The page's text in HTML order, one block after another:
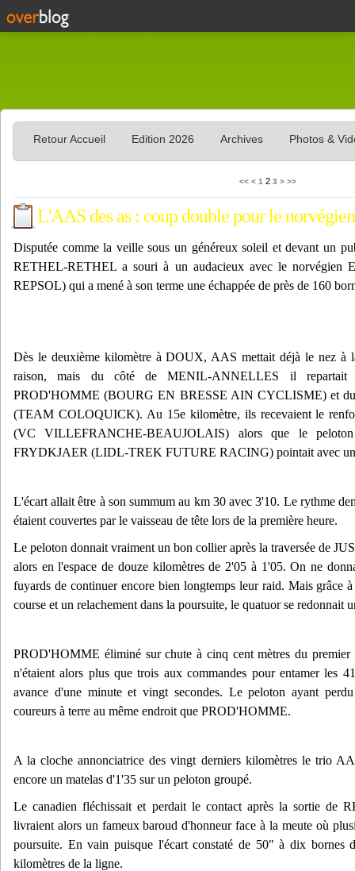
Retour Accueil Edition 2026 Archives Photos &
<< < 1 2 3 > >>
L'AAS des as : coup double pour le norvégien
Disputée comme la veille sous un généreux soleil et devant un
RETHEL-RETHEL a souri à un audacieux avec le
REPSOL) qui a mené à son terme une échappée de près de 160
Dès le deuxième kilomètre à DOUX, AAS mettait déjà le nez à
raison, mais du côté de MENIL-ANNELLES il
PROD'HOMME (BOURG EN BRESSE AIN CYCLISME) et
(TEAM COLOQUICK). Au 15e kilomètre, ils recevaient le
(VC VILLEFRANCHE-BEAUJOLAIS) alors que le
FRYDKJAER (LIDL-TREK FUTURE RACING) pointait avec un
L'écart allait être à son summum au km 30 avec 3'10. Le rythme
étaient couvertes par le vaisseau de tête lors de la première heure.
Le peloton donnait vraiment un bon collier après la traversée de
alors en l'espace de douze kilomètres de 2'05 à 1'05. On ne
fuyards de continuer encore bien longtemps leur raid. Mais grâce
course et un relachement dans la poursuite, le quatuor se redonnait
PROD'HOMME éliminé sur chute à cinq cent mètres du premier
n'étaient alors plus que trois aux commandes pour entamer les
avance d'une minute et vingt secondes. Le peloton ayant
coureurs à terre au même endroit que PROD'HOMME.
A la cloche annonciatrice des vingt derniers kilomètres le trio
encore un matelas d'1'35 sur un peloton groupé.
Le canadien fléchissait et perdait le contact après la sortie de
livraient alors un fameux baroud d'honneur face à la meute où
poursuite. En vain puisque l'écart constaté de 50" à dix bornes
kilomètres de la ligne.